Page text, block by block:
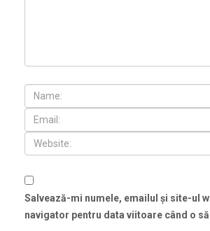
Salvează-mi numele, emailul și site-ul
navigator pentru data viitoare când o